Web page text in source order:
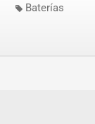
Baterías